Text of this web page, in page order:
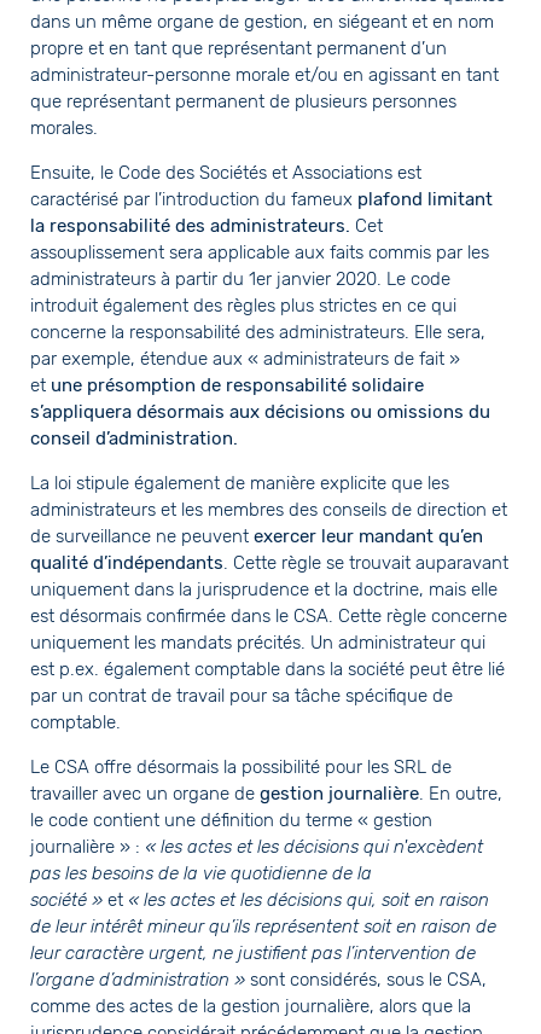
dans un même organe de gestion, en siégeant et en nom
propre et en tant que représentant permanent d’un
administrateur-personne morale et/ou en agissant en tant
que représentant permanent de plusieurs personnes
morales.
Ensuite, le Code des Sociétés et Associations est
caractérisé par l’introduction du fameux plafond limitant
la responsabilité des administrateurs. Cet
assouplissement sera applicable aux faits commis par les
administrateurs à partir du 1er janvier 2020. Le code
introduit également des règles plus strictes en ce qui
concerne la responsabilité des administrateurs. Elle sera,
par exemple, étendue aux « administrateurs de fait »
et une présomption de responsabilité solidaire
s’appliquera désormais aux décisions ou omissions du
conseil d’administration.
La loi stipule également de manière explicite que les
administrateurs et les membres des conseils de direction et
de surveillance ne peuvent exercer leur mandant qu’en
qualité d’indépendants. Cette règle se trouvait auparavant
uniquement dans la jurisprudence et la doctrine, mais elle
est désormais confirmée dans le CSA. Cette règle concerne
uniquement les mandats précités. Un administrateur qui
est p.ex. également comptable dans la société peut être lié
par un contrat de travail pour sa tâche spécifique de
comptable.
Le CSA offre désormais la possibilité pour les SRL de
travailler avec un organe de gestion journalière. En outre,
le code contient une définition du terme « gestion
journalière » : « les actes et les décisions qui n'excèdent
pas les besoins de la vie quotidienne de la
société » et « les actes et les décisions qui, soit en raison
de leur intérêt mineur qu’ils représentent soit en raison de
leur caractère urgent, ne justifient pas l’intervention de
l’organe d’administration » sont considérés, sous le CSA,
comme des actes de la gestion journalière, alors que la